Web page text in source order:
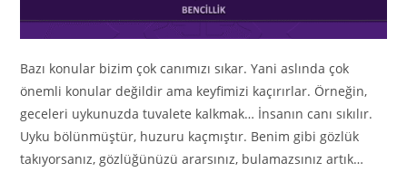
Bazı konular bizim çok canımızı sıkar. Yani aslında çok
önemli konular değildir ama keyfimizi kaçırırlar. Örneğin,
geceleri uykunuzda tuvalete kalkmak… İnsanın canı sıkılır.
Uyku bölünmüştür, huzuru kaçmıştır. Benim gibi gözlük
takıyorsanız, gözlüğünüzü ararsınız, bulamazsınız artık…